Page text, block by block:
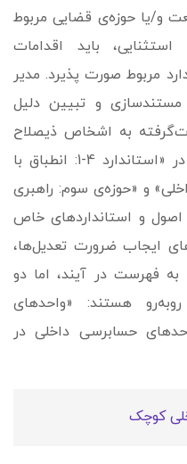
و/یا حوزه‌ی قضایی مربوط
باید اقدامات
مربوط صورت پذیرد. مدیر
و تبیین دلیل
به اشخاص ذیصلاح
است. الزام‌­ها و اطلاعات مرتبط در «استاندارد 4-1: انطباق با
و «حوزه‌ی سوم: راهبری
اصول و استانداردهای خاص
ایجاب ضرورت تعدیل‌ها،
فهرست در آیند، اما دو
هستند: «واحدهای
حسابرسی داخلی در
کوچک